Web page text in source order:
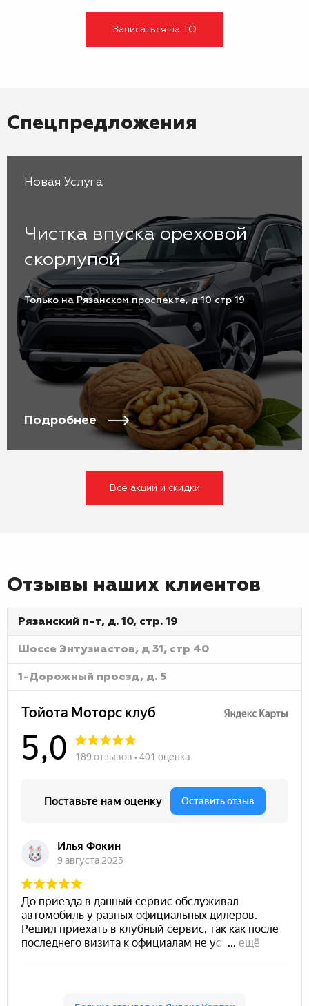
Записаться на ТО
Спецпредложения
Новая Услуга
Чистка впуска ореховой
скорлупой
Только на Рязанском проспекте, д 10 стр 19
Подробнее
Все акции и скидки
Отзывы наших клиентов
Рязанский п-т, д. 10, стр. 19
Шоссе Энтузиастов, д 31, стр 40
1-Дорожный проезд, д. 5